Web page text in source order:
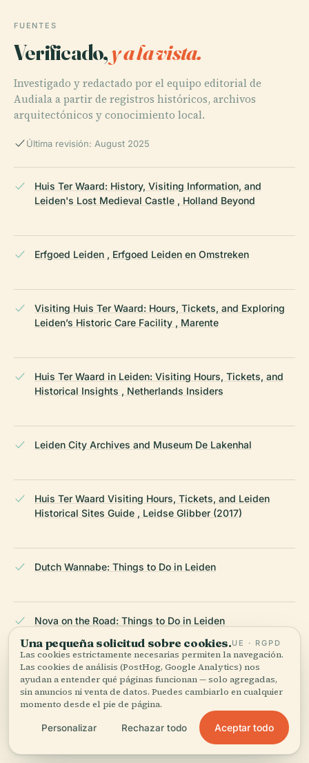
FUENTES
Verificado,y a la vista.
Investigado y redactado por el equipo editorial de
Audiala a partir de registros históricos, archivos
arquitectónicos y conocimiento local.
Última revisión: August 2025
Huis Ter Waard: History, Visiting Information, and
Leiden's Lost Medieval Castle , Holland Beyond
Erfgoed Leiden , Erfgoed Leiden en Omstreken
Visiting Huis Ter Waard: Hours, Tickets, and Exploring
Leiden’s Historic Care Facility , Marente
Huis Ter Waard in Leiden: Visiting Hours, Tickets, and
Historical Insights , Netherlands Insiders
Leiden City Archives and Museum De Lakenhal
Huis Ter Waard Visiting Hours, Tickets, and Leiden
Historical Sites Guide , Leidse Glibber (2017)
Dutch Wannabe: Things to Do in Leiden
Nova on the Road: Things to Do in Leiden
The Crazy Tourist: Best Things to Do in Leiden
Documentado a partir de Wikidata, Wikipedia y fuentes
Cómo hacemos nuestras guías →
Una pequeña solicitud sobre cookies.UE · RGPD
Las cookies estrictamente necesarias permiten la navegación.
Las cookies de análisis (PostHog, Google Analytics) nos
ayudan a entender qué páginas funcionan — solo agregadas,
sin anuncios ni venta de datos. Puedes cambiarlo en cualquier
momento desde el pie de página.
Personalizar Rechazar todo Aceptar todo